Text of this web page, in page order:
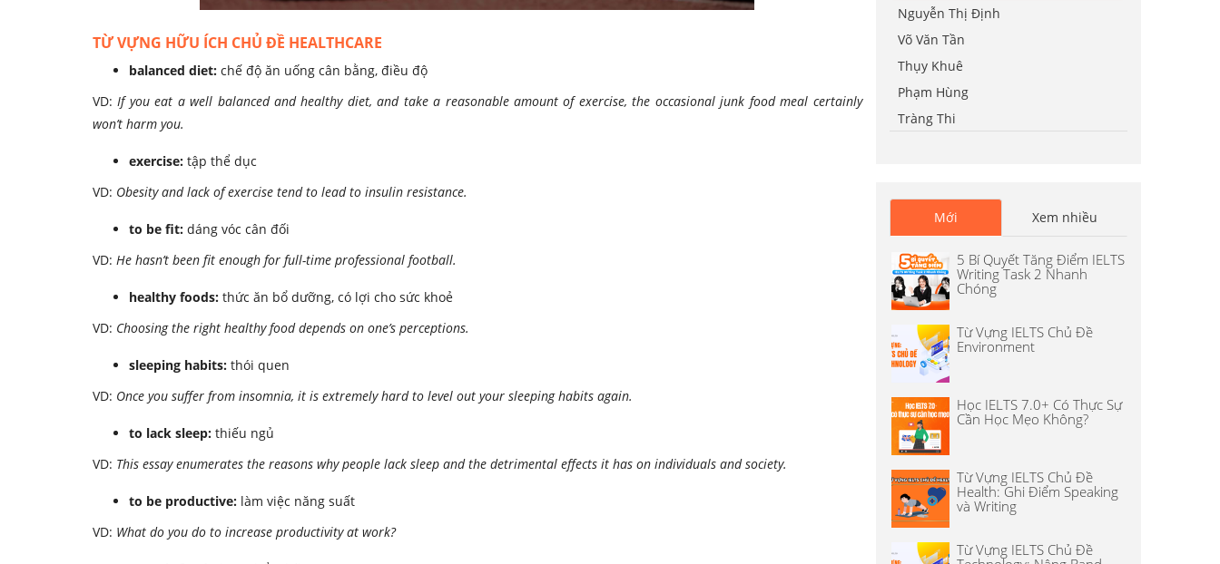
TỪ VỰNG HỮU ÍCH CHỦ ĐỀ HEALTHCARE
balanced diet: chế độ ăn uống cân bằng, điều độ
VD:If you eat a well balanced and healthy diet, and take a reasonable amount of exercise, the occasional junk food meal certainly
won’t harm you.
exercise: tập thể dục
VD: Obesity and lack of exercise tend to lead to insulin resistance.
to be fit: dáng vóc cân đối
VD: He hasn’t been fit enough for full-time professional football.
healthy foods: thức ăn bổ dưỡng, có lợi cho sức khoẻ
VD: Choosing the right healthy food depends on one’s perceptions.
sleeping habits: thói quen
VD: Once you suffer from insomnia, it is extremely hard to level out your sleeping habits again.
to lack sleep: thiếu ngủ
VD: This essay enumerates the reasons why people lack sleep and the detrimental effects it has on individuals and society.
to be productive: làm việc năng suất
VD: What do you do to increase productivity at work?
Nguyễn Thị Định
Võ Văn Tần
Thụy Khuê
Phạm Hùng
Tràng Thi
Mới Xem nhiều
5 Bí Quyết Tăng Điểm IELTS
Writing Task 2 Nhanh
Chóng
Từ Vựng IELTS Chủ Đề
Environment
Học IELTS 7.0+ Có Thực Sự
Cần Học Mẹo Không?
Từ Vựng IELTS Chủ Đề
Health: Ghi Điểm Speaking
và Writing
Từ Vựng IELTS Chủ Đề